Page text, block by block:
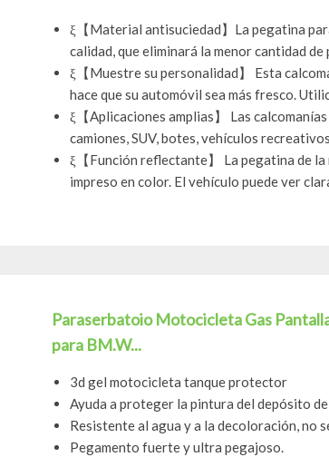
ξ【Material antisuciedad】La pegatina
calidad, que eliminará la menor cantidad
ξ【Muestre su personalidad】 Esta
hace que su automóvil sea más fresco.
ξ【Aplicaciones amplias】 Las
camiones, SUV, botes, vehículos
ξ【Función reflectante】 La pegatina de
impreso en color. El vehículo puede ver
Paraserbatoio Motocicleta Gas
para BM.W...
3d gel motocicleta tanque protector
Ayuda a proteger la pintura del depósito
Resistente al agua y a la decoloración, no
Pegamento fuerte y ultra pegajoso.